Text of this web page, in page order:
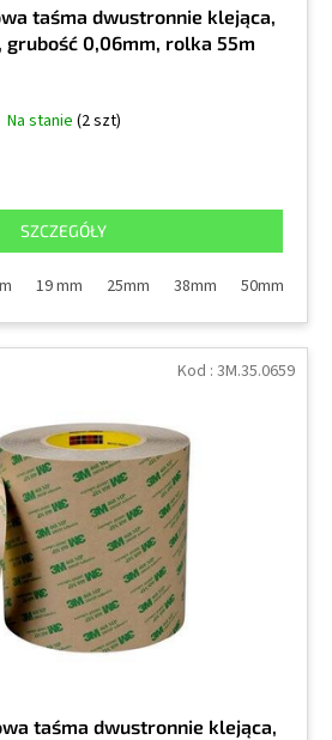
taśma dwustronnie klejąca,
grubość 0,06mm, rolka 55m
Na stanie (2 szt)
SZCZEGÓŁY
19 mm 25mm 38mm 50mm
taśma dwustronnie klejąca,
Kod : 3M.35.0659